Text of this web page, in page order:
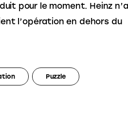
pour le moment. Heinz n’a
l’opération en dehors du
Puzzle